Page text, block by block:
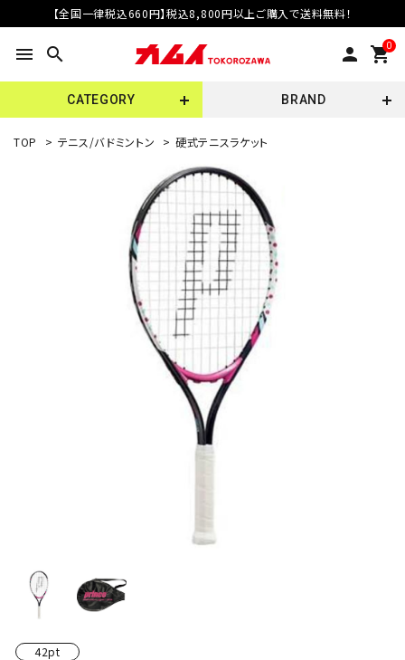
【全国一律税込660円】税込8,800円以上ご購入で送料無料！
menu search person 0
shopping_cart
CATEGORY BRAND
TOP > テニス/バドミントン > 硬式テニスラケット
42pt